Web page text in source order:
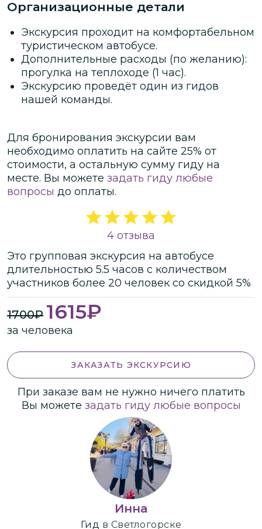
Организационные детали
Экскурсия проходит на комфортабельном
туристическом автобусе.
Дополнительные расходы (по желанию):
прогулка на теплоходе (1 час).
Экскурсию проведёт один из гидов
нашей команды.
Для бронирования экскурсии вам
необходимо оплатить на сайте 25% от
стоимости, а остальную сумму гиду на
месте. Вы можете задать гиду любые
вопросы до оплаты.
4 отзыва
Это групповая экскурсия на автобусе
длительностью 5.5 часов с количеством
участников более 20 человек со скидкой 5%
1700₽ 1615₽
за человека
ЗАКАЗАТЬ ЭКСКУРСИЮ
При заказе вам не нужно ничего платить
Вы можете задать гиду любые вопросы
Инна
Гид в Светлогорске